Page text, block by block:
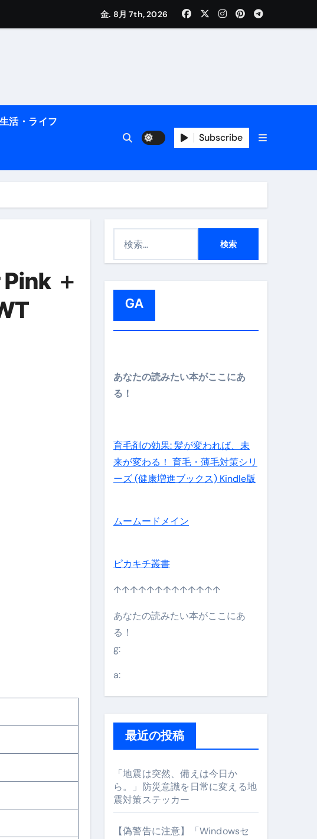
かりやすく解説
慣 | レシピ付き | ダイエット中の食事
ムードメイン】
をしないとこの先さらに貧しくなります。【 竹花貴騎 切り抜き 会社員
#法律
説
【2025年10月3日】 #bitcoin #全財産 #暗号資産
金. 8月 7th, 2026
生活・ライフ
Subscribe
＋
GA
あなたの読みたい本がここにあ
る！
育毛剤の効果: 髪が変われば、未
来が変わる！ 育毛・薄毛対策シリ
ーズ (健康増進ブックス) Kindle版
ムームードメイン
ピカキチ叢書
↑↑↑↑↑↑↑↑↑↑↑↑↑
あなたの読みたい本がここにあ
る！
g:
a:
最近の投稿
「地震は突然、備えは今日か
ら。」防災意識を日常に変える地
震対策ステッカー
【偽警告に注意】「Windowsセ